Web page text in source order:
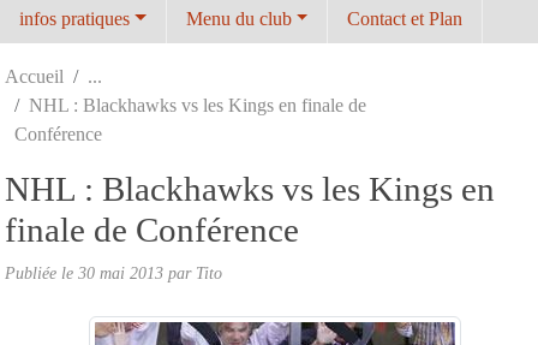
infos pratiques Menu du club Contact et Plan
Accueil
NHL : Blackhawks vs les Kings en finale de
Conférence
NHL : Blackhawks vs les Kings en
finale de Conférence
Publiée le 30 mai 2013 par Tito